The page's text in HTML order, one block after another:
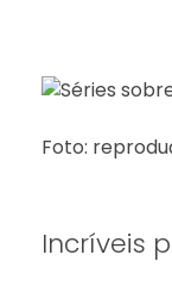
Foto:
Incríveis